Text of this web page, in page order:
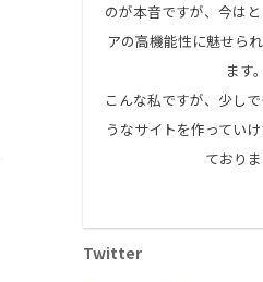
のが本音ですが、今は
アの高機能性に魅せら
ます。
こんな私ですが、少し
うなサイトを作ってい
ておりま
Twitter